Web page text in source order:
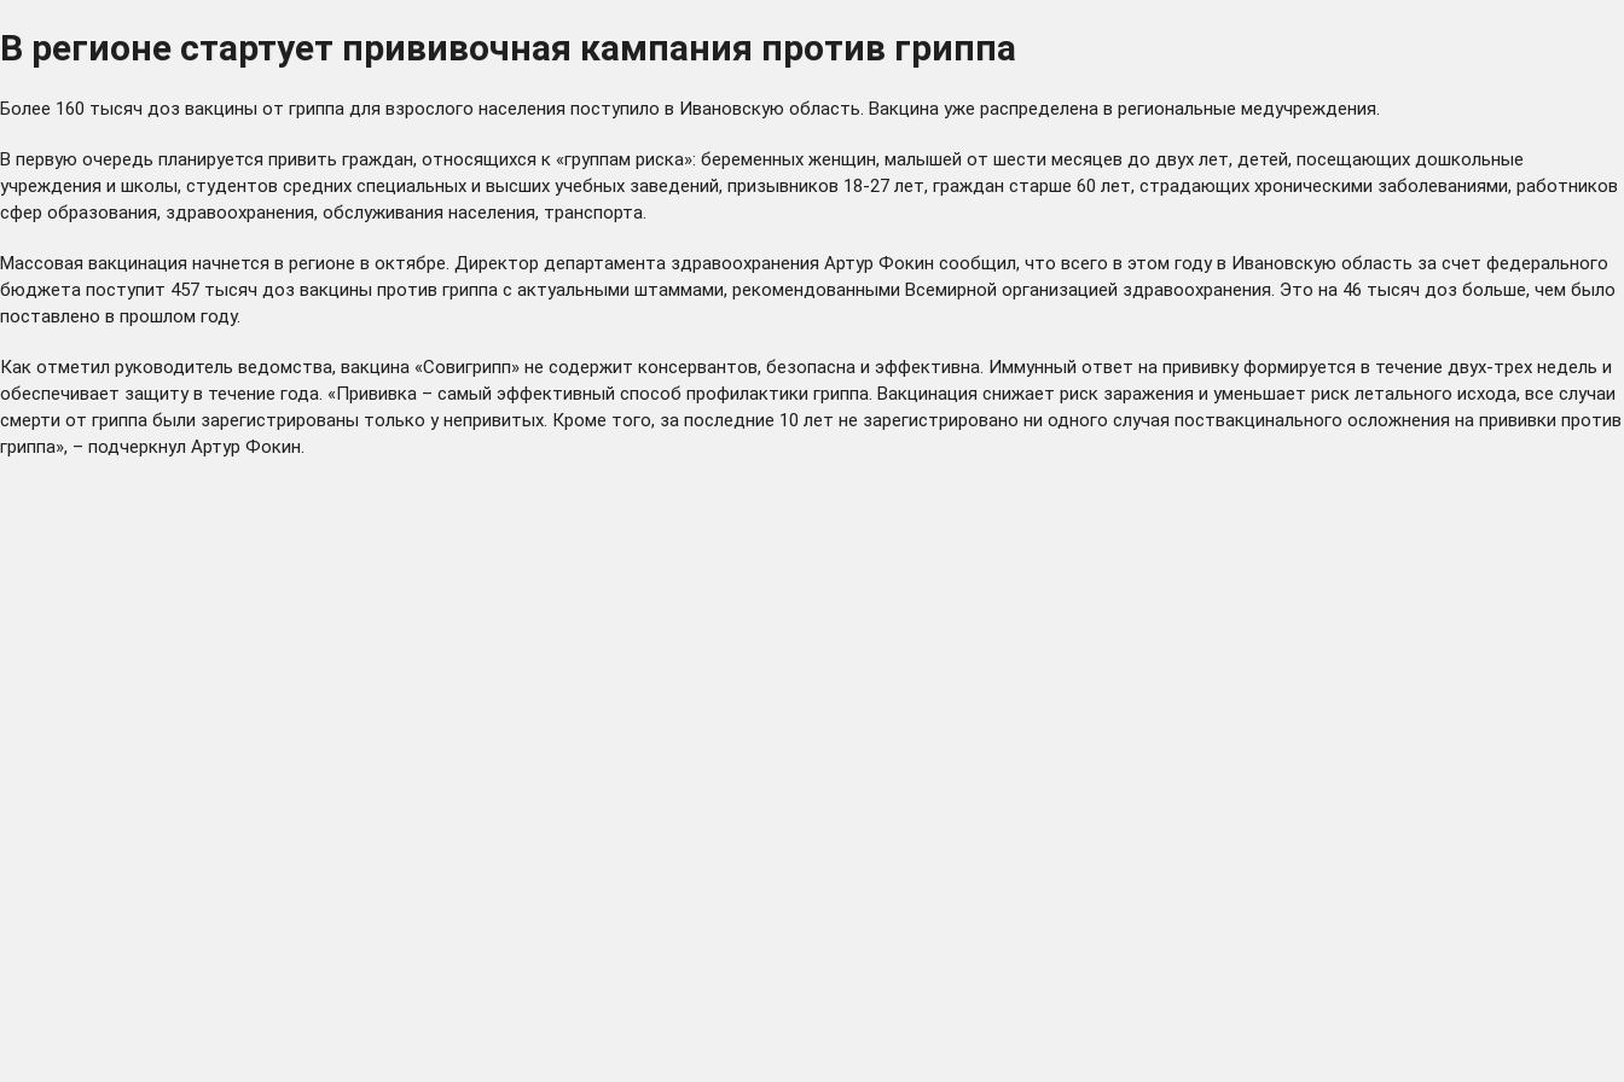
В регионе стартует прививочная кампания против гриппа
Более 160 тысяч доз вакцины от гриппа для взрослого населения поступило в Ивановскую область. Вакцина уже распределена в региональные медучреждения.
В первую очередь планируется привить граждан, относящихся к «группам риска»: беременных женщин, малышей от шести месяцев до двух лет, детей, посещающих дошкольные
учреждения и школы, студентов средних специальных и высших учебных заведений, призывников 18-27 лет, граждан старше 60 лет, страдающих хроническими заболеваниями, работников
сфер образования, здравоохранения, обслуживания населения, транспорта.
Массовая вакцинация начнется в регионе в октябре. Директор департамента здравоохранения Артур Фокин сообщил, что всего в этом году в Ивановскую область за счет федерального
бюджета поступит 457 тысяч доз вакцины против гриппа c актуальными штаммами, рекомендованными Всемирной организацией здравоохранения. Это на 46 тысяч доз больше, чем было
поставлено в прошлом году.
Как отметил руководитель ведомства, вакцина «Совигрипп» не содержит консервантов, безопасна и эффективна. Иммунный ответ на прививку формируется в течение двух-трех недель и
обеспечивает защиту в течение года. «Прививка – самый эффективный способ профилактики гриппа. Вакцинация снижает риск заражения и уменьшает риск летального исхода, все случаи
смерти от гриппа были зарегистрированы только у непривитых. Кроме того, за последние 10 лет не зарегистрировано ни одного случая поствакцинального осложнения на прививки против
гриппа», – подчеркнул Артур Фокин.